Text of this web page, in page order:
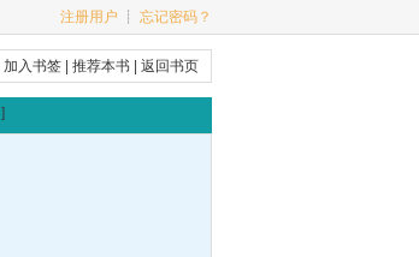
注册用户 ┊ 忘记密码？
|加入书签 |推荐本书 |返回书页
]